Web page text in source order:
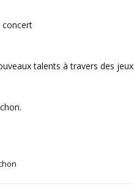
concert
talents à travers des jeux